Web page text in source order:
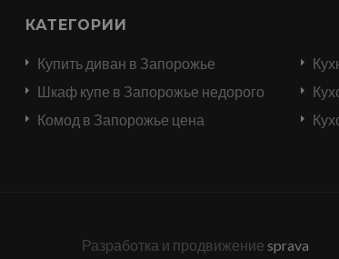
КАТЕГОРИИ
Купить диван в Запорожье
Шкаф купе в Запорожье недорого
Комод в Запорожье цена
Разработка и продвижение sprava